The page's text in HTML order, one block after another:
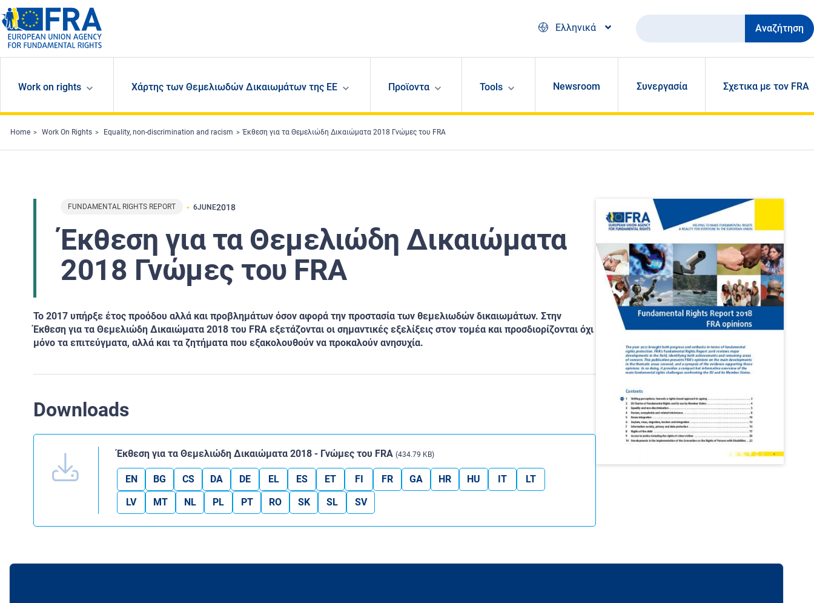
Skip to main content
Ελληνικά
Αναζήτηση
Work on rights Χάρτης των Θεμελιωδών Δικαιωμάτων της ΕΕ Προϊοντα Tools Newsroom Συνεργασία Σχετικα με τον FRA
Home Work On Rights Equality, non-discrimination and racism Έκθεση για τα Θεμελιώδη Δικαιώματα 2018 Γνώμες του FRA
FUNDAMENTAL RIGHTS REPORT 6JUNE2018
Έκθεση για τα Θεμελιώδη Δικαιώματα
2018 Γνώμες του FRA
Το 2017 υπήρξε έτος προόδου αλλά και προβλημάτων όσον αφορά την προστασία των θεμελιωδών δικαιωμάτων. Στην
Έκθεση για τα Θεμελιώδη Δικαιώματα 2018 του FRA εξετάζονται οι σημαντικές εξελίξεις στον τομέα και προσδιορίζονται όχι
μόνο τα επιτεύγματα, αλλά και τα ζητήματα που εξακολουθούν να προκαλούν ανησυχία.
Downloads
Έκθεση για τα Θεμελιώδη Δικαιώματα 2018 - Γνώμες του FRA (434.79 KB)
EN BG CS DA DE EL ES ET FI FR GA HR HU IT
LT
LV
MT NL PL PT RO SK SL SV